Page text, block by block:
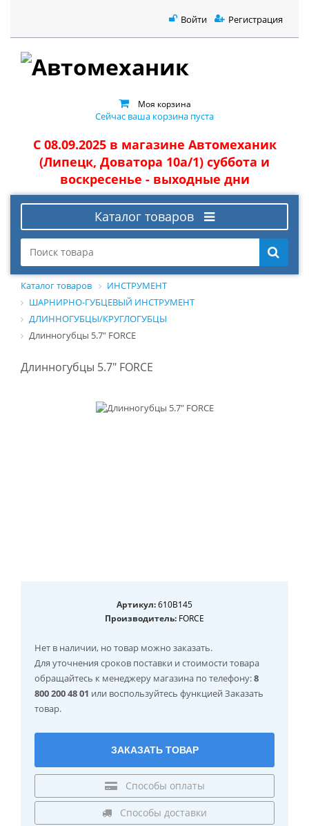
Войти Регистрация
Моя корзина
Сейчас ваша корзина пуста
С 08.09.2025 в магазине Автомеханик
(Липецк, Доватора 10а/1) суббота и
воскресенье - выходные дни
Каталог товаров
Каталог товаров
ИНСТРУМЕНТ
ШАРНИРНО-ГУБЦЕВЫЙ ИНСТРУМЕНТ
ДЛИННОГУБЦЫ/КРУГЛОГУБЦЫ
Длинногубцы 5.7" FORCE
Длинногубцы 5.7" FORCE
Артикул:610B145
Производитель: FORCE
Нет в наличии, но товар можно заказать.
Для уточнения сроков поставки и стоимости товара
обращайтесь к менеджеру магазина по телефону:8
800 200 48 01 или воспользуйтесь функцией Заказать
товар.
ЗАКАЗАТЬ ТОВАР
Способы оплаты
Способы доставки